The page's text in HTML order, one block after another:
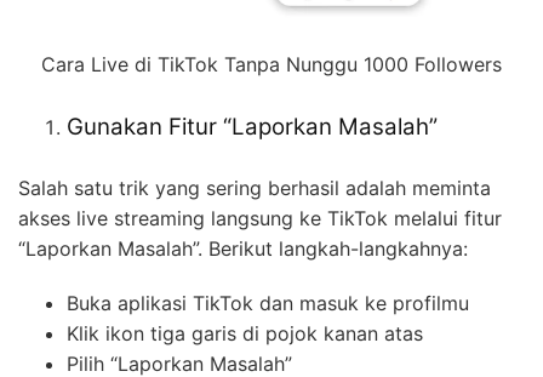
Cara Live di TikTok Tanpa Nunggu 1000 Followers
Gunakan Fitur “Laporkan Masalah”
Salah satu trik yang sering berhasil adalah meminta
akses live streaming langsung ke TikTok melalui fitur
“Laporkan Masalah”. Berikut langkah-langkahnya:
Buka aplikasi TikTok dan masuk ke profilmu
Klik ikon tiga garis di pojok kanan atas
Pilih “Laporkan Masalah”